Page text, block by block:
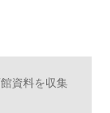
資料を収集